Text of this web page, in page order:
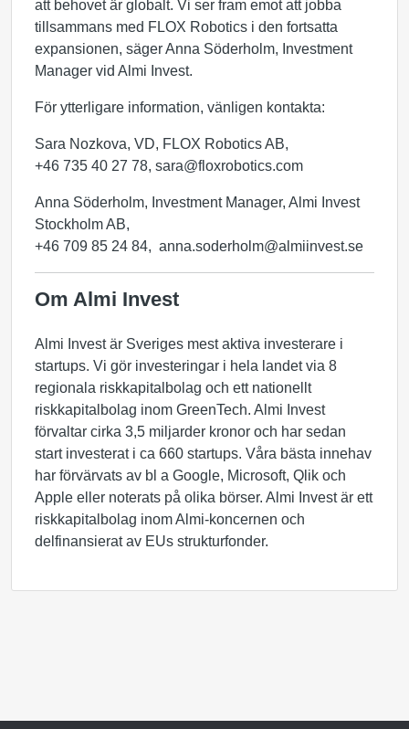
att behovet är globalt. Vi ser fram emot att jobba
tillsammans med FLOX Robotics i den fortsatta
expansionen, säger Anna Söderholm, Investment
Manager vid Almi Invest.
För ytterligare information, vänligen kontakta:
Sara Nozkova, VD, FLOX Robotics AB,
+46 735 40 27 78, sara@floxrobotics.com
Anna Söderholm, Investment Manager, Almi Invest
Stockholm AB,
+46 709 85 24 84, anna.soderholm@almiinvest.se
Om Almi Invest
Almi Invest är Sveriges mest aktiva investerare i
startups. Vi gör investeringar i hela landet via 8
regionala riskkapitalbolag och ett nationellt
riskkapitalbolag inom GreenTech. Almi Invest
förvaltar cirka 3,5 miljarder kronor och har sedan
start investerat i ca 660 startups. Våra bästa innehav
har förvärvats av bl a Google, Microsoft, Qlik och
Apple eller noterats på olika börser. Almi Invest är ett
riskkapitalbolag inom Almi-koncernen och
delfinansierat av EUs strukturfonder.